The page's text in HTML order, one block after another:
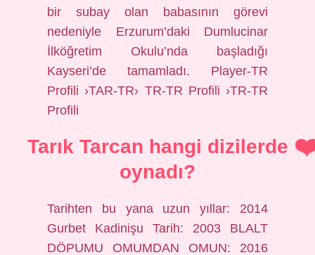
bir subay olan babasının görevi
nedeniyle Erzurum’daki Dumlucinar
İlköğretim Okulu’nda başladığı
Kayseri’de tamamladı. Player-TR
Profili ›TAR-TR› TR-TR Profili ›TR-TR
Profili
Tarık Tarcan hangi dizilerde
oynadı?
Tarihten bu yana uzun yıllar: 2014
Gurbet Kadinişu Tarih: 2003 BLALT
DÖPUMU OMUMDAN OMUN: 2016